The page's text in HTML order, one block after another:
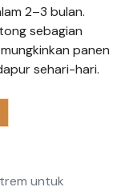
2–3 bulan.
sebagian
panen
sehari-hari.
untuk